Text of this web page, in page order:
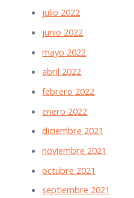
julio 2022
junio 2022
mayo 2022
abril 2022
febrero 2022
enero 2022
diciembre 2021
noviembre 2021
octubre 2021
septiembre 2021